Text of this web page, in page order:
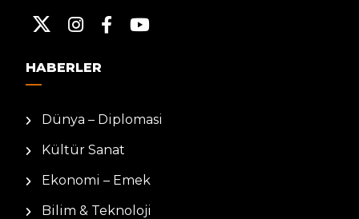
HABERLER
Dünya – Diplomasi
Kültür Sanat
Ekonomi – Emek
Bilim & Teknoloji